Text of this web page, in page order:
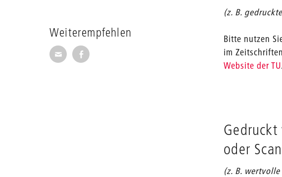
Weiterempfehlen
Seite per E-Mail weiterempfehlen
Seite auf Facebook weiterempfehlen
(z. B.
Bitte nutzen
im
Website der TU.
oder
(z. B.